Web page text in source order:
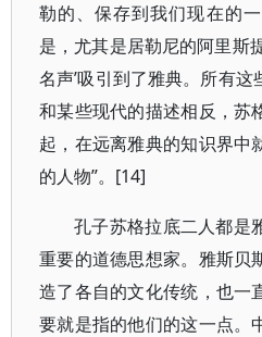
勒的、保存到我们现在的
是，尤其是居勒尼的阿里斯
名声’吸引到了雅典。所有这
和某些现代的描述相反，苏
起，在远离雅典的知识界中
的人物”。[14]
孔子苏格拉底二人都是
重要的道德思想家。雅斯贝
造了各自的文化传统，也一
要就是指的他们的这一点。